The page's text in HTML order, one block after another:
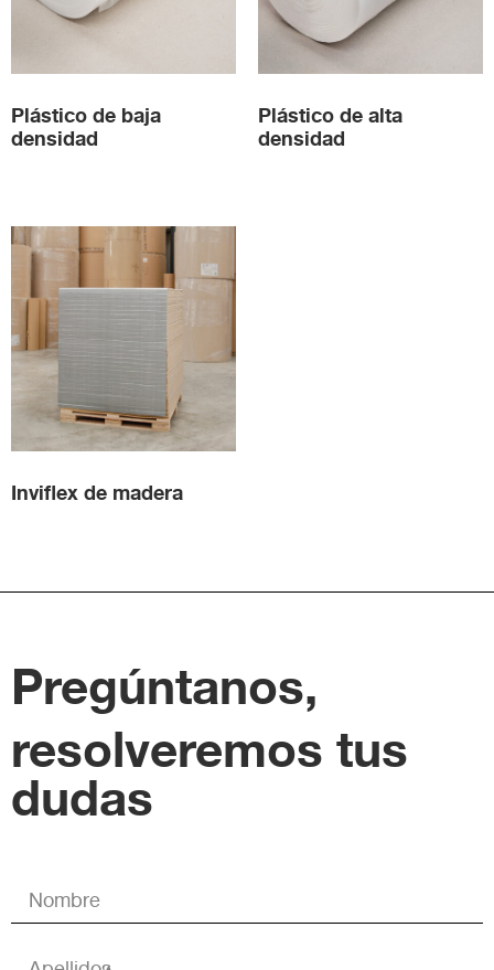
Plástico de baja
densidad
Plástico de alta
densidad
Inviflex de madera
Pregúntanos,
resolveremos tus
dudas